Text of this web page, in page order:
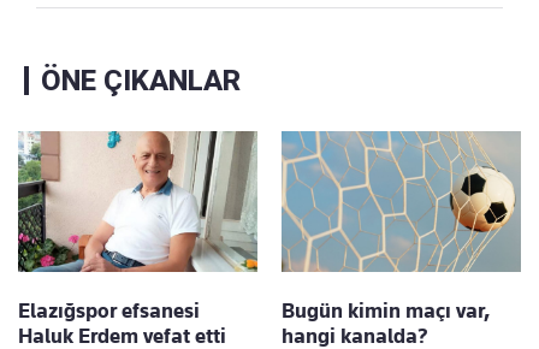
ÖNE ÇIKANLAR
Elazığspor efsanesi
Haluk Erdem vefat etti
Bugün kimin maçı var,
hangi kanalda?